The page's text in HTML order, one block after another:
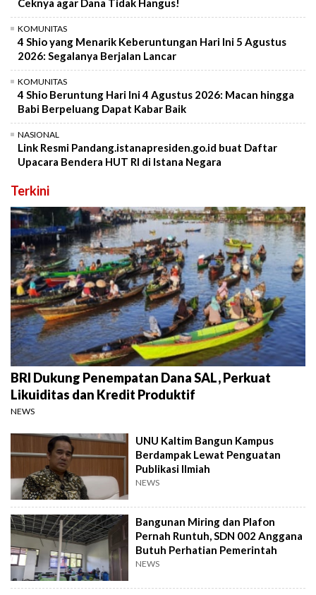
Ceknya agar Dana Tidak Hangus!
KOMUNITAS
4 Shio yang Menarik Keberuntungan Hari Ini 5 Agustus
2026: Segalanya Berjalan Lancar
KOMUNITAS
4 Shio Beruntung Hari Ini 4 Agustus 2026: Macan hingga
Babi Berpeluang Dapat Kabar Baik
NASIONAL
Link Resmi Pandang.istanapresiden.go.id buat Daftar
Upacara Bendera HUT RI di Istana Negara
Terkini
BRI Dukung Penempatan Dana SAL, Perkuat
Likuiditas dan Kredit Produktif
NEWS
UNU Kaltim Bangun Kampus
Berdampak Lewat Penguatan
Publikasi Ilmiah
NEWS
Bangunan Miring dan Plafon
Pernah Runtuh, SDN 002 Anggana
Butuh Perhatian Pemerintah
NEWS